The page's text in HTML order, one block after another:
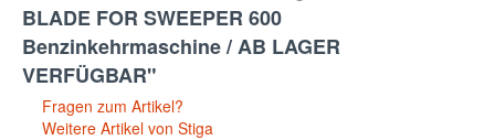
BLADE FOR SWEEPER 600
Benzinkehrmaschine / AB LAGER
VERFÜGBAR"
Fragen zum Artikel?
Weitere Artikel von Stiga